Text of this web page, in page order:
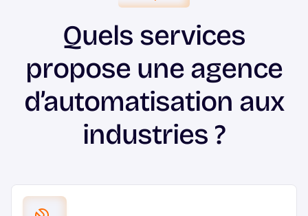
Quels services
propose une agence
d’automatisation aux
industries ?